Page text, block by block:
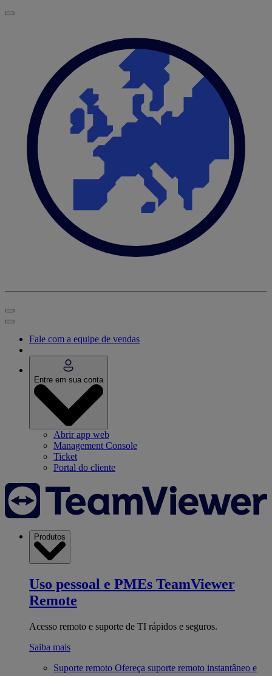
Fale com a equipe de vendas
Entre em sua conta
Abrir app web
Management Console
Ticket
Portal do cliente
Produtos
Uso pessoal e PMEs TeamViewer
Remote
Acesso remoto e suporte de TI rápidos e seguros.
Saiba mais
Suporte remoto Ofereça suporte remoto instantâneo e